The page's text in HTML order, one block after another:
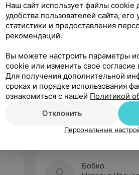
Бобко
Наш сайт использует файлы cookie
удобства пользователей сайта,
статистики и предоставления
рекомендаций.
Вы можете настроить параметры
cookie или изменить свое
Для получения дополнительной
сроках и порядке использования
ознакомиться с нашей Политикой
Отклонить
Персональные